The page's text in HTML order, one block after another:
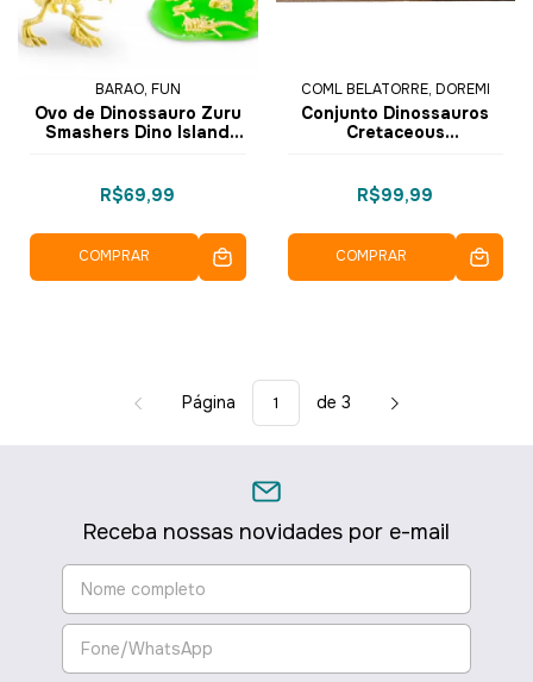
BARAO, FUN
Ovo de Dinossauro Zuru
Smashers Dino Island
R$69,99
COMPRAR
COML BELATORRE, DOREMI
Conjunto Dinossauros
Cretaceous
pçs 4402-15 - Dorémi
R$99,99
COMPRAR
Página de 3
Receba nossas novidades por e-mail